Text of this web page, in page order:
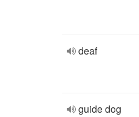
deaf
guide dog